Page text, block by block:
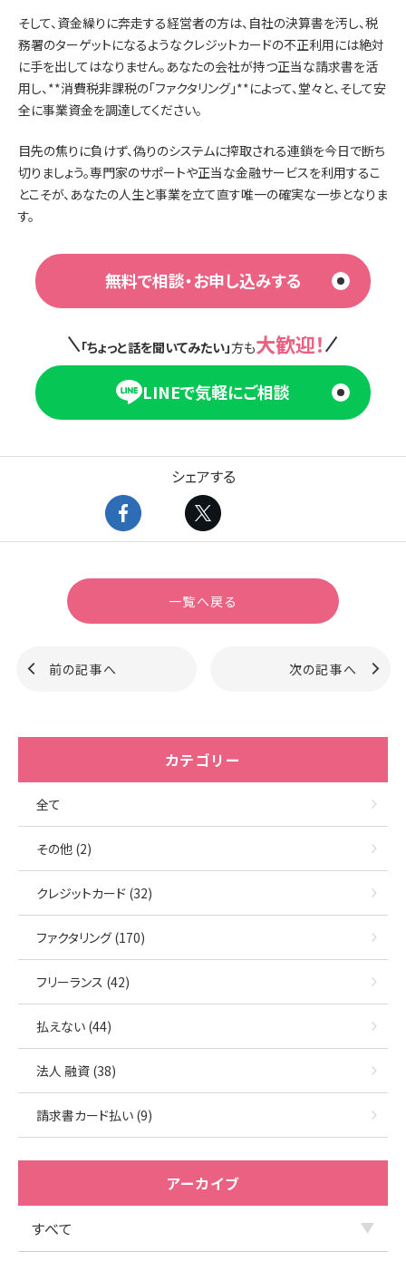
そして、資金繰りに奔走する経営者の方は、自社の決算書を汚し、税
務署のターゲットになるようなクレジットカードの不正利用には絶対
に手を出してはなりません。あなたの会社が持つ正当な請求書を活
用し、**消費税非課税の「ファクタリング」**によって、堂々と、そして安
全に事業資金を調達してください。
目先の焦りに負けず、偽りのシステムに搾取される連鎖を今日で断ち
切りましょう。専門家のサポートや正当な金融サービスを利用するこ
とこそが、あなたの人生と事業を立て直す唯一の確実な一歩となりま
す。
無料で相談・お申し込みする
「ちょっと話を聞いてみたい」方も大歓迎！
LINEで気軽にご相談
シェアする
一覧へ戻る
前の記事へ 次の記事へ
カテゴリー
全て
その他 (2)
クレジットカード (32)
ファクタリング (170)
フリーランス (42)
払えない (44)
法人 融資 (38)
請求書カード払い (9)
アーカイブ